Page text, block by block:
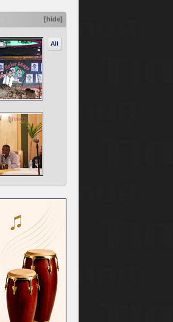
[hide]
All